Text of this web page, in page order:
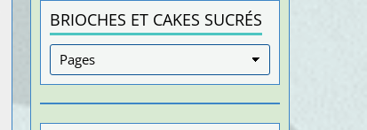
BRIOCHES ET CAKES SUCRÉS